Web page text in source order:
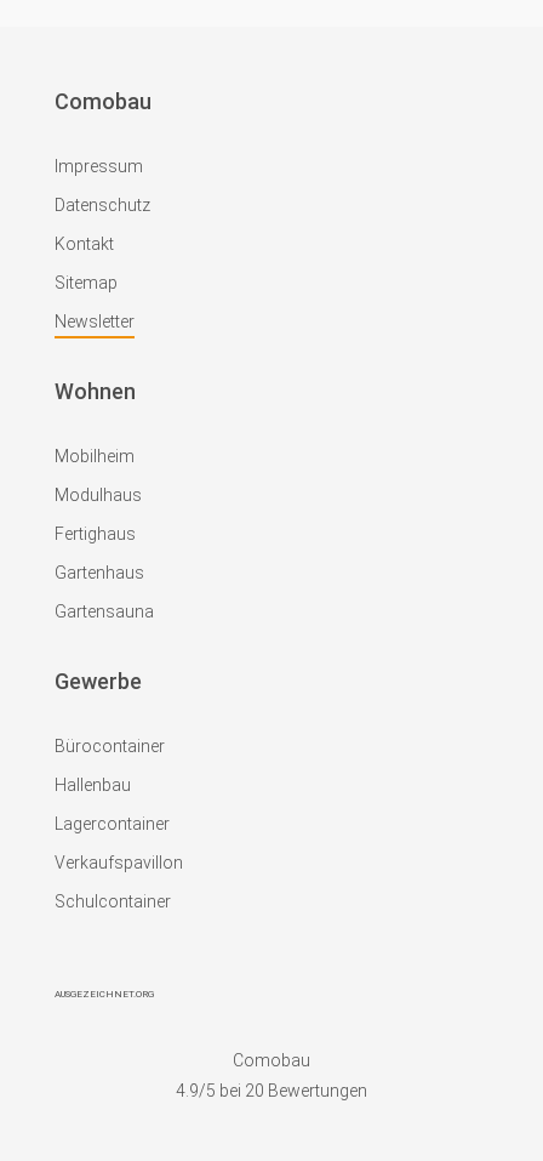
Comobau
Impressum
Datenschutz
Kontakt
Sitemap
Newsletter
Wohnen
Mobilheim
Modulhaus
Fertighaus
Gartenhaus
Gartensauna
Gewerbe
Bürocontainer
Hallenbau
Lagercontainer
Verkaufspavillon
Schulcontainer
AUSGEZEICHNET.ORG
Comobau
4.9/5 bei 20 Bewertungen